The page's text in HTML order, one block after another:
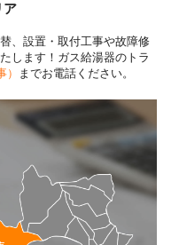
ア
、設置・取付工事や故障修
します！ガス給湯器のトラ
までお電話ください。